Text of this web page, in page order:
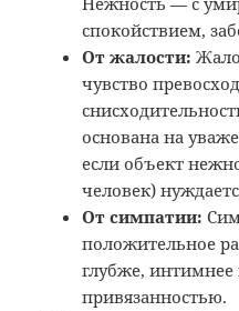
спокойствием,
От жалости:
чувство
основана на
если объект
человек)
От симпатии:
положительное
глубже, интимнее
привязанностью.